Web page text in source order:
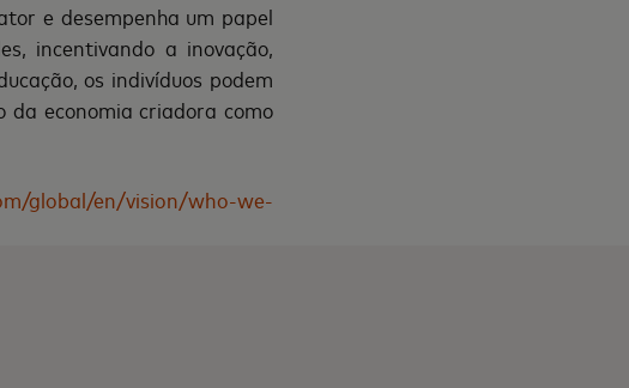
e desempenha um papel
incentivando a inovação,
os indivíduos podem
da economia criadora como
global/en/vision/who-we-